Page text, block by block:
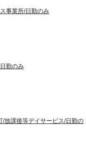
事業所/日勤のみ
勤のみ
/放課後等デイサービス/日勤の